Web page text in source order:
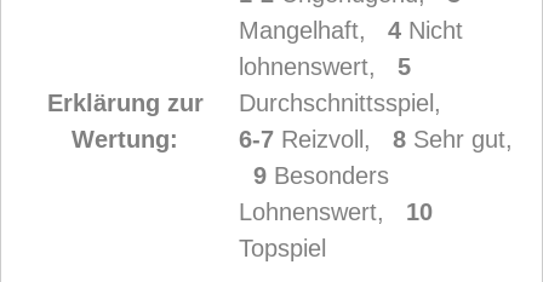
Erklärung zur
Wertung:
Mangelhaft, 4 Nicht
lohnenswert, 5
Durchschnittsspiel,
6-7 Reizvoll, 8 Sehr gut,
9 Besonders
Lohnenswert, 10
Topspiel